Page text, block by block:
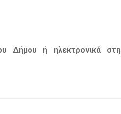
Δήμου ή ηλεκτρονικά